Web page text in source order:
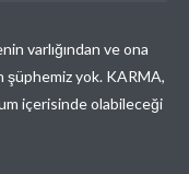
varlığından ve ona
şüphemiz yok. KARMA,
içerisinde olabileceği